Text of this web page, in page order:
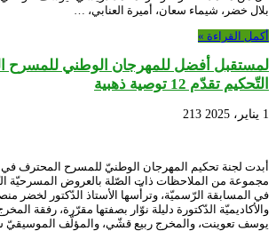
بلال خضر، شيماء سعان، أميرة العنابي، …
أكمل القراءة »
لمستقبل أفضل للمهرجان الوطني للمسرح
التّحكيم تقدّم 12 توصية ذهبية
1 يناير، 2025 213
أبدت لجنة تحكيم المهرجان الوطنيّ للمسرح المحترف في
مجموعة من الملاحظات ذات الصّلة بالعروض المسرحيّة
في المسابقة الرّسميّة، وترأّسها الأستاذ الدّكتور لخضر
والأكاديميّة الدّكتورة دليلة نوّار بصفتها مقرّرة، رفقة
يوسف تعوينت، والمخرج ربيع قشّي، والمؤلّف الموسيقيّ